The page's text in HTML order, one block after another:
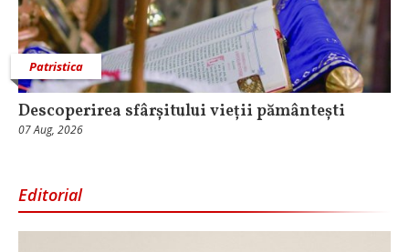
Patristica
Descoperirea sfârșitului vieții pământești
07 Aug, 2026
Editorial